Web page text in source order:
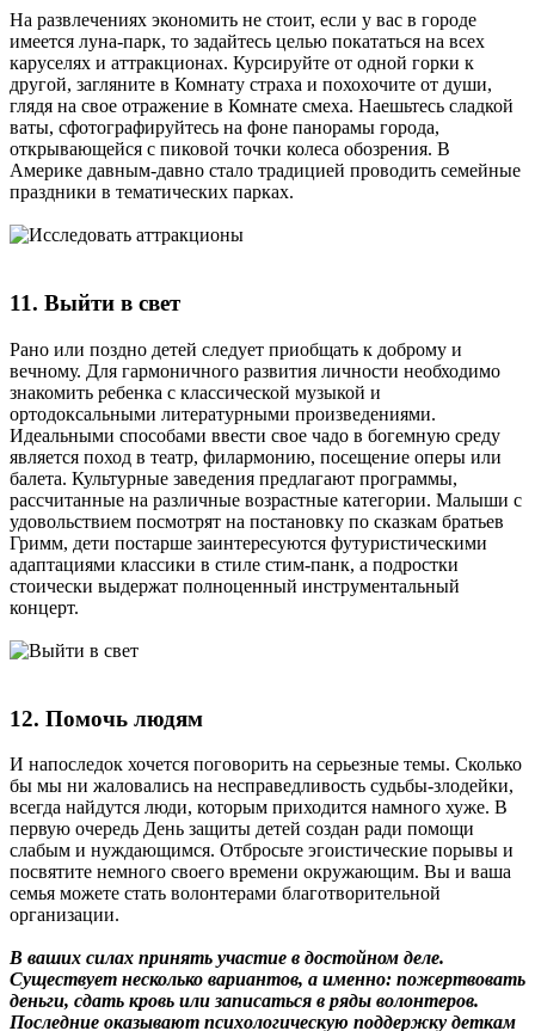
На развлечениях экономить не стоит, если у вас в городе
имеется луна-парк, то задайтесь целью покататься на всех
каруселях и аттракционах. Курсируйте от одной горки к
другой, загляните в Комнату страха и похохочите от души,
глядя на свое отражение в Комнате смеха. Наешьтесь сладкой
ваты, сфотографируйтесь на фоне панорамы города,
открывающейся с пиковой точки колеса обозрения. В
Америке давным-давно стало традицией проводить семейные
праздники в тематических парках.
11. Выйти в свет
Рано или поздно детей следует приобщать к доброму и
вечному. Для гармоничного развития личности необходимо
знакомить ребенка с классической музыкой и
ортодоксальными литературными произведениями.
Идеальными способами ввести свое чадо в богемную среду
является поход в театр, филармонию, посещение оперы или
балета. Культурные заведения предлагают программы,
рассчитанные на различные возрастные категории. Малыши с
удовольствием посмотрят на постановку по сказкам братьев
Гримм, дети постарше заинтересуются футуристическими
адаптациями классики в стиле стим-панк, а подростки
стоически выдержат полноценный инструментальный
концерт.
12. Помочь людям
И напоследок хочется поговорить на серьезные темы. Сколько
бы мы ни жаловались на несправедливость судьбы-злодейки,
всегда найдутся люди, которым приходится намного хуже. В
первую очередь День защиты детей создан ради помощи
слабым и нуждающимся. Отбросьте эгоистические порывы и
посвятите немного своего времени окружающим. Вы и ваша
семья можете стать волонтерами благотворительной
организации.
В ваших силах принять участие в достойном деле.
Существует несколько вариантов, а именно: пожертвовать
деньги, сдать кровь или записаться в ряды волонтеров.
Последние оказывают психологическую поддержку деткам